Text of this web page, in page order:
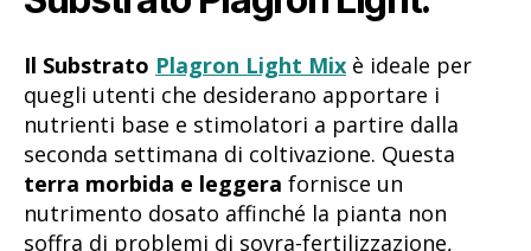
Il Substrato Plagron Light Mix è ideale per
quegli utenti che desiderano apportare i
nutrienti base e stimolatori a partire dalla
seconda settimana di coltivazione. Questa
terra morbida e leggera fornisce un
nutrimento dosato affinché la pianta non
soffra di problemi di sovra-fertilizzazione,